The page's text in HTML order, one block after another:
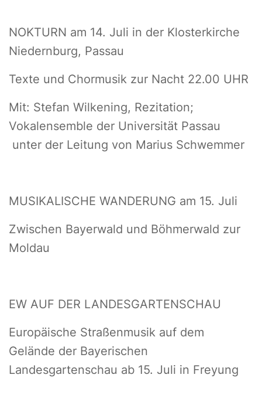
NOKTURN am 14. Juli in der Klosterkirche
Niedernburg, Passau
Texte und Chormusik zur Nacht 22.00 UHR
Mit: Stefan Wilkening, Rezitation;
Vokalensemble der Universität Passau
unter der Leitung von Marius Schwemmer
MUSIKALISCHE WANDERUNG am 15. Juli
Zwischen Bayerwald und Böhmerwald zur
Moldau
EW AUF DER LANDESGARTENSCHAU
Europäische Straßenmusik auf dem
Gelände der Bayerischen
Landesgartenschau ab 15. Juli in Freyung